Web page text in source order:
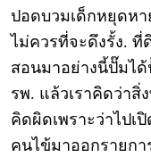
ปอดบวมเด็กหยุดห
ไม่ควรที่จะดึงรั้ง. ที่
สอนมาอย่างนี้ปั๊มไ
รพ. แล้วเราคิดว่า
คิดผิดเพราะว่าไปเ
คนไข้มาออกรายก